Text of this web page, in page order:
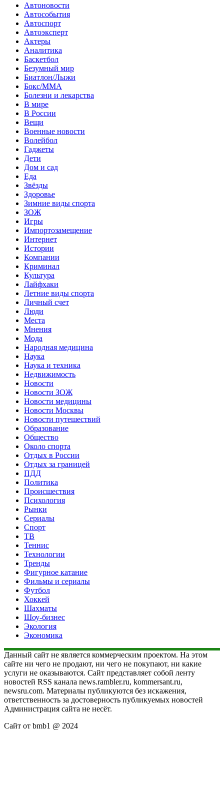
Автоновости
Автособытия
Автоспорт
Автоэксперт
Актеры
Аналитика
Баскетбол
Безумный мир
Биатлон/Лыжи
Бокс/MMA
Болезни и лекарства
В мире
В России
Вещи
Военные новости
Волейбол
Гаджеты
Дети
Дом и сад
Еда
Звёзды
Здоровье
Зимние виды спорта
ЗОЖ
Игры
Импортозамещение
Интернет
Истории
Компании
Криминал
Культура
Лайфхаки
Летние виды спорта
Личный счет
Люди
Места
Мнения
Мода
Народная медицина
Наука
Наука и техника
Недвижимость
Новости
Новости ЗОЖ
Новости медицины
Новости Москвы
Новости путешествий
Образование
Общество
Около спорта
Отдых в России
Отдых за границей
ПДД
Политика
Происшествия
Психология
Рынки
Сериалы
Спорт
ТВ
Теннис
Технологии
Тренды
Фигурное катание
Фильмы и сериалы
Футбол
Хоккей
Шахматы
Шоу-бизнес
Экология
Экономика
Данный сайт не является коммерческим проектом. На этом
сайте ни чего не продают, ни чего не покупают, ни какие
услуги не оказываются. Сайт представляет собой ленту
новостей RSS канала news.rambler.ru, kommersant.ru,
newsru.com. Материалы публикуются без искажения,
ответственность за достоверность публикуемых новостей
Администрация сайта не несёт.
Сайт от bmb1 @ 2024